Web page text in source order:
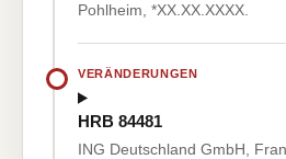
Pohlheim, *XX.XX.XXXX.
VERÄNDERUNGEN
HRB 84481
ING Deutschland GmbH,